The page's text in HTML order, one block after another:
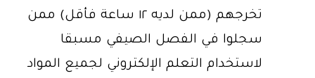
تخرجهم (ممن لديه ١٢ ساعة فأقل) ممن
سجلوا في الفصل الصيفي مسبقا
لاستخدام التعلم الإلكتروني لجميع المواد